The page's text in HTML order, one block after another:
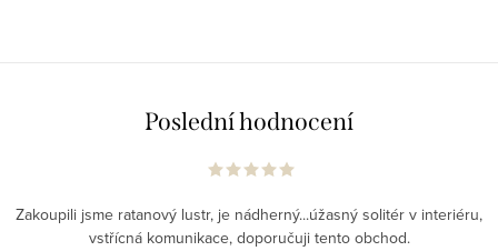
Poslední hodnocení
Zakoupili jsme ratanový lustr, je nádherný...úžasný solitér v interiéru,
vstřícná komunikace, doporučuji tento obchod.